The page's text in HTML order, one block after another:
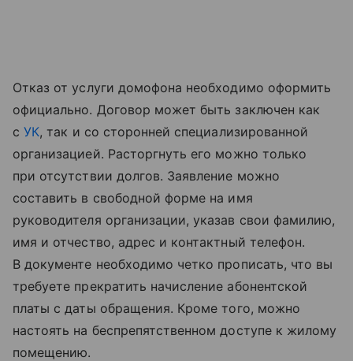
Отказ от услуги домофона необходимо оформить
официально. Договор может быть заключен как
сУК, так и со сторонней специализированной
организацией. Расторгнуть его можно только
при отсутствии долгов. Заявление можно
составить в свободной форме на имя
руководителя организации, указав свои фамилию,
имя и отчество, адрес и контактный телефон.
В документе необходимо четко прописать, что вы
требуете прекратить начисление абонентской
платы с даты обращения. Кроме того, можно
настоять на беспрепятственном доступе к жилому
помещению.